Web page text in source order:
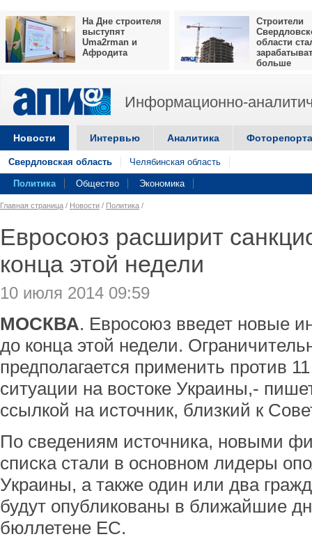
На Дне строителя
выступят
Uma2rman и
Афродита
Строители
области
больше
Информационно-
Новости Интервью Аналитика
Свердловская область Челябинская область
Политика Общество Экономика
Главная страница / Новости / Политика /
Евросоюз расширит
конца этой недели
10 июля 2014 09:59
МОСКВА. Евросоюз введет новые
до конца этой недели.
предполагается применить против
ситуации на востоке Украины,-
ссылкой на источник, близкий к
По сведениям источника, новыми
списка стали в основном лидеры
Украины, а также один или два
будут опубликованы в ближайшие
бюллетене ЕС.